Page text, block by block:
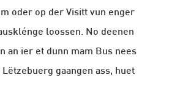
oder op der Visitt vun enger
loossen. No deenen
an ier et dunn mam Bus nees
gaangen ass, huet